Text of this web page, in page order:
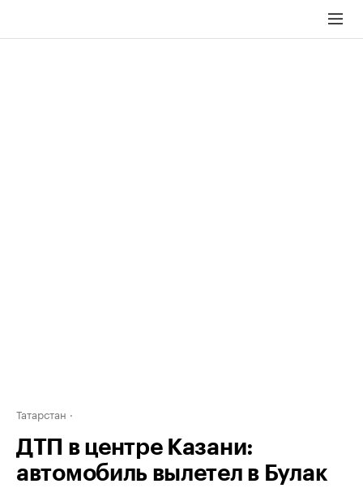
Татарстан
ДТП в центре Казани:
автомобиль вылетел в Булак